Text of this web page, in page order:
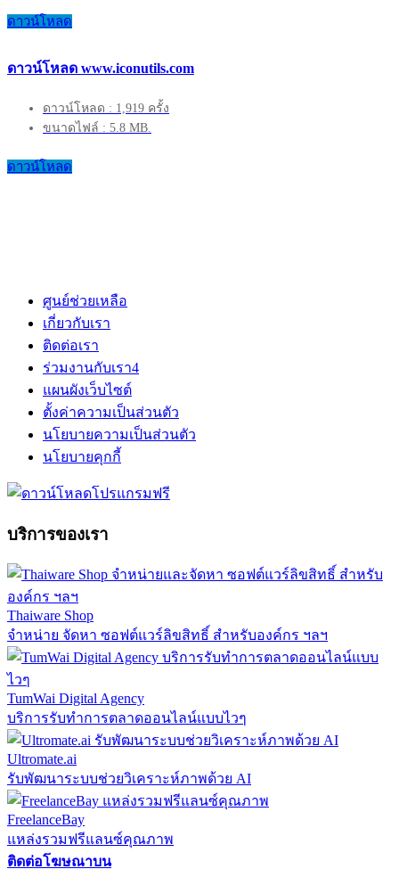
ดาวน์โหลด
ดาวน์โหลด www.iconutils.com
ดาวน์โหลด : 1,919 ครั้ง
ขนาดไฟล์ : 5.8 MB.
ดาวน์โหลด
ศูนย์ช่วยเหลือ
เกี่ยวกับเรา
ติดต่อเรา
ร่วมงานกับเรา4
แผนผังเว็บไซต์
ตั้งค่าความเป็นส่วนตัว
นโยบายความเป็นส่วนตัว
นโยบายคุกกี้
บริการของเรา
Thaiware Shop
จำหน่าย จัดหา ซอฟต์แวร์ลิขสิทธิ์ สำหรับองค์กร ฯลฯ
TumWai Digital Agency
บริการรับทำการตลาดออนไลน์แบบไวๆ
Ultromate.ai
รับพัฒนาระบบช่วยวิเคราะห์ภาพด้วย AI
FreelanceBay
แหล่งรวมฟรีแลนซ์คุณภาพ
ติดต่อโฆษณาบน